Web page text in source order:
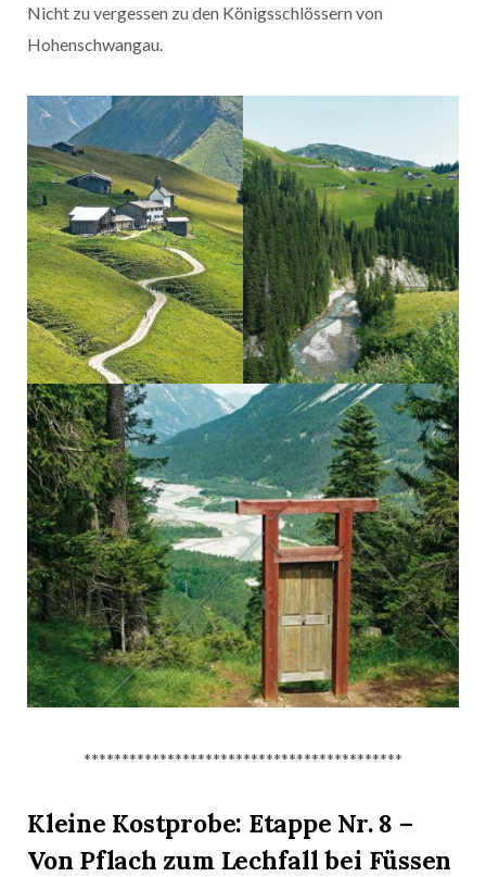
Nicht zu vergessen zu den Königsschlössern von
Hohenschwangau.
******************************************
Kleine Kostprobe: Etappe Nr. 8 –
Von Pflach zum Lechfall bei Füssen